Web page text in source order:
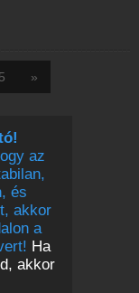
5 »
az
és
akkor
a
Ha
akkor